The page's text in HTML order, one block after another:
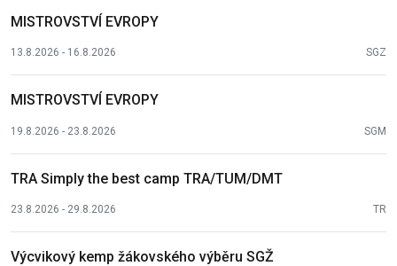
MISTROVSTVÍ EVROPY
13.8.2026 - 16.8.2026 SGZ
MISTROVSTVÍ EVROPY
19.8.2026 - 23.8.2026 SGM
TRA Simply the best camp TRA/TUM/DMT
23.8.2026 - 29.8.2026 TR
Výcvikový kemp žákovského výběru SGŽ